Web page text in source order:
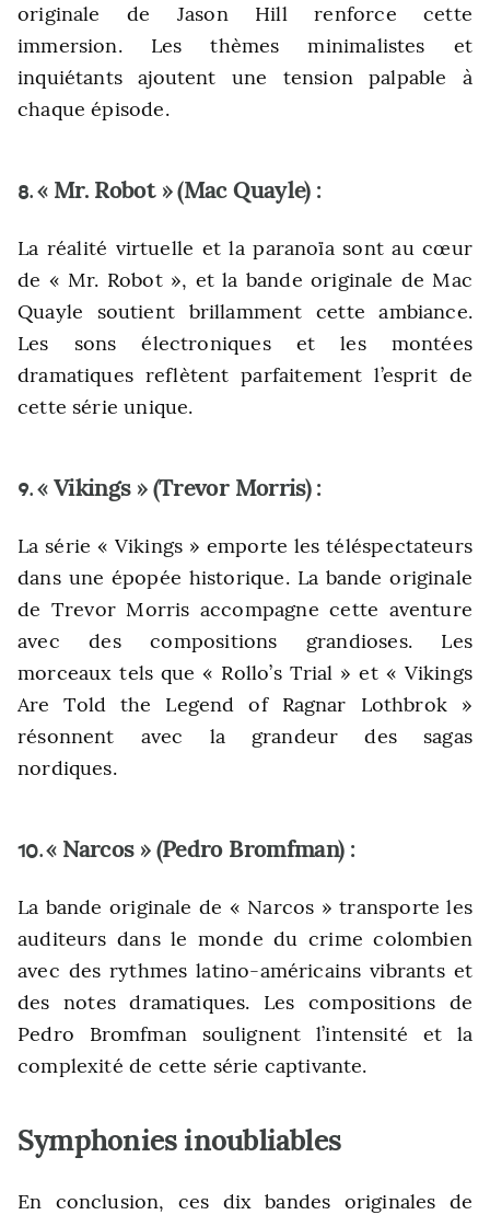
originale de Jason Hill renforce cette
immersion. Les thèmes minimalistes et
inquiétants ajoutent une tension palpable à
chaque épisode.
8.« Mr. Robot » (Mac Quayle) :
La réalité virtuelle et la paranoïa sont au cœur
de « Mr. Robot », et la bande originale de Mac
Quayle soutient brillamment cette ambiance.
Les sons électroniques et les montées
dramatiques reflètent parfaitement l’esprit de
cette série unique.
9.« Vikings » (Trevor Morris) :
La série « Vikings » emporte les téléspectateurs
dans une épopée historique. La bande originale
de Trevor Morris accompagne cette aventure
avec des compositions grandioses. Les
morceaux tels que « Rollo’s Trial » et « Vikings
Are Told the Legend of Ragnar Lothbrok »
résonnent avec la grandeur des sagas
nordiques.
10.« Narcos » (Pedro Bromfman) :
La bande originale de « Narcos » transporte les
auditeurs dans le monde du crime colombien
avec des rythmes latino-américains vibrants et
des notes dramatiques. Les compositions de
Pedro Bromfman soulignent l’intensité et la
complexité de cette série captivante.
Symphonies inoubliables
En conclusion, ces dix bandes originales de